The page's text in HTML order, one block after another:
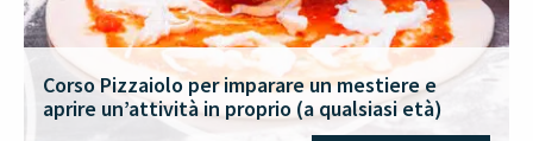
Corso Pizzaiolo per imparare un mestiere e
aprire un’attività in proprio (a qualsiasi età)